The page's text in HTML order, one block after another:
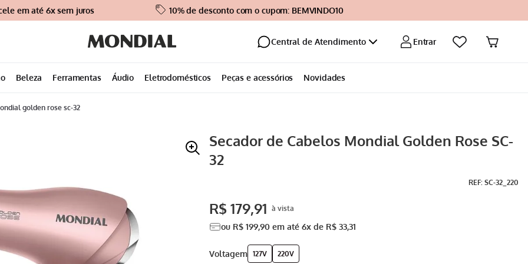
em até 6x sem juros 10% de desconto com o cupom: BEMVINDO10
Central de Atendimento Entrar
Beleza Ferramentas Áudio Eletrodomésticos Peças e acessórios Novidades
golden rose sc-32
Secador de Cabelos Mondial Golden Rose SC-
32
: SC-32_220
R$ 179,91
ou R$ 199,90 em até6x de R$ 33,31
voltagem 127V 220V